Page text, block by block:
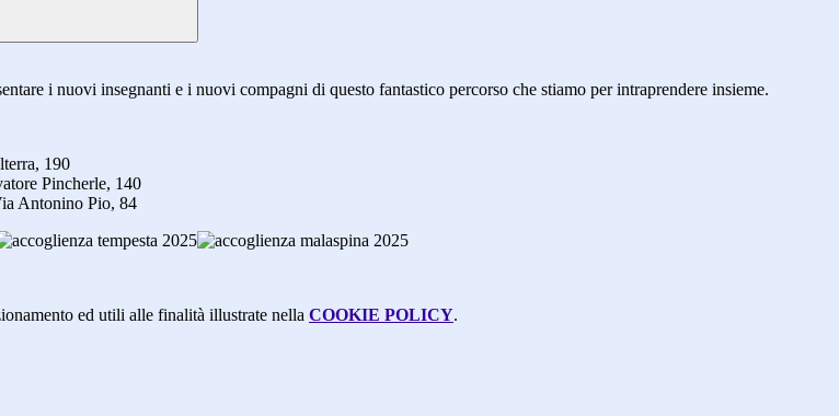
i nuovi insegnanti e i nuovi compagni di questo fantastico percorso che stiamo per intraprendere insieme.
190
Pincherle, 140
Antonino Pio, 84
ed utili alle finalità illustrate nella COOKIE POLICY.